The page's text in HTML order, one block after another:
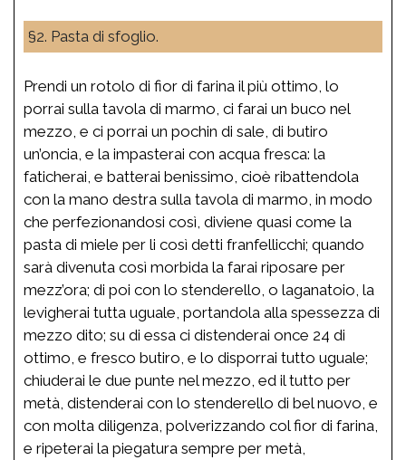
§2. Pasta di sfoglio.
Prendi un rotolo di fior di farina il più ottimo, lo
porrai sulla tavola di marmo, ci farai un buco nel
mezzo, e ci porrai un pochin di sale, di butiro
un’oncia, e la impasterai con acqua fresca: la
faticherai, e batterai benissimo, cioè ribattendola
con la mano destra sulla tavola di marmo, in modo
che perfezionandosi così, diviene quasi come la
pasta di miele per li così detti franfellicchi; quando
sarà divenuta così morbida la farai riposare per
mezz’ora; di poi con lo stenderello, o laganatoio, la
levigherai tutta uguale, portandola alla spessezza di
mezzo dito; su di essa ci distenderai once 24 di
ottimo, e fresco butiro, e lo disporrai tutto uguale;
chiuderai le due punte nel mezzo, ed il tutto per
metà, distenderai con lo stenderello di bel nuovo, e
con molta diligenza, polverizzando col fior di farina,
e ripeterai la piegatura sempre per metà,